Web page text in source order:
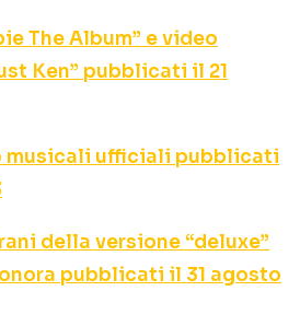
The Album” e video
Ken” pubblicati il 21
musicali ufficiali pubblicati
della versione “deluxe”
pubblicati il 31 agosto